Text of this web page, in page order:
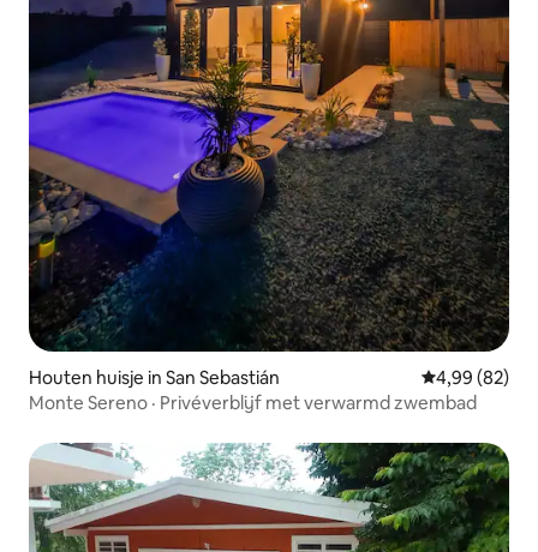
Houten huisje in San Sebastián Gemiddelde
4,99 (82)
Monte Sereno · Privéverblijf met verwarmd zwembad